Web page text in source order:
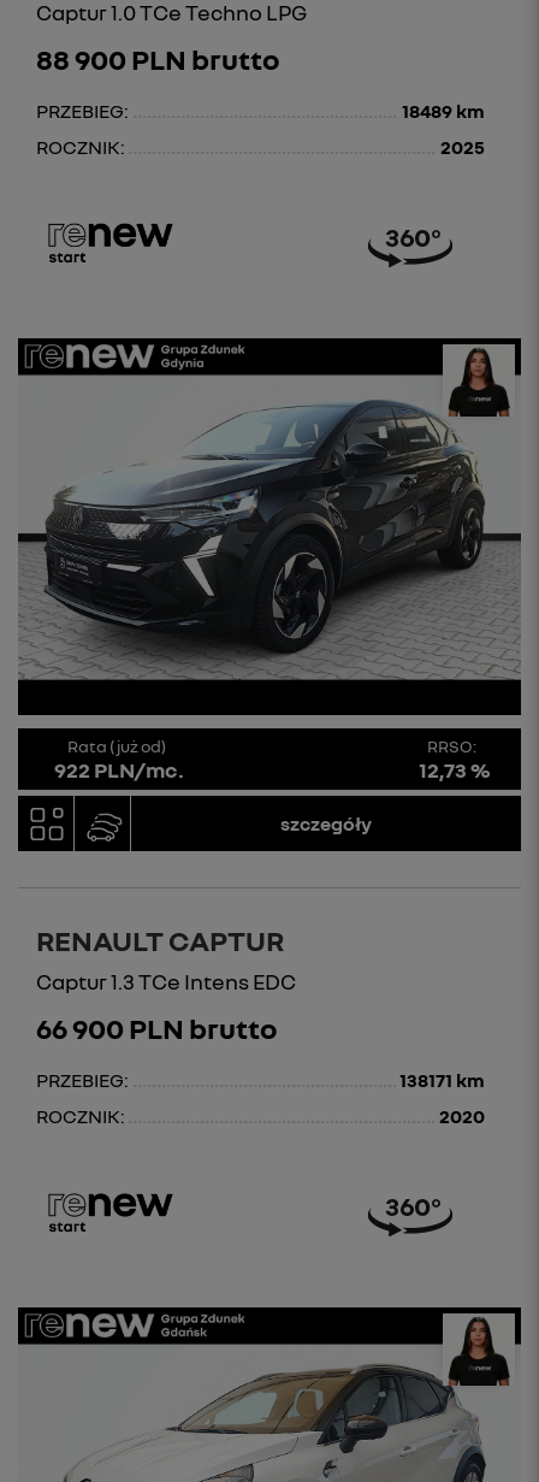
Captur 1.0 TCe Techno LPG
88 900 PLN brutto
PRZEBIEG:
18489 km
ROCZNIK:
2025
Rata (już od)
922 PLN/mc.
RRSO:
12,73 %
szczegóły
RENAULT CAPTUR
Captur 1.3 TCe Intens EDC
66 900 PLN brutto
PRZEBIEG:
138171 km
ROCZNIK:
2020